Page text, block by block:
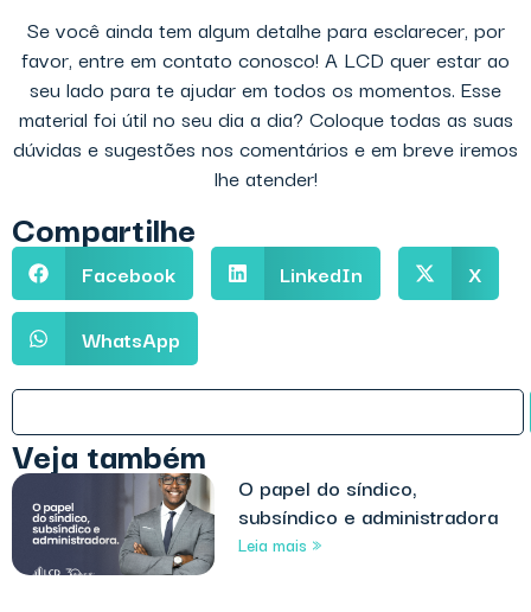
Se você ainda tem algum detalhe para esclarecer, por
favor, entre em contato conosco! A LCD quer estar ao
seu lado para te ajudar em todos os momentos. Esse
material foi útil no seu dia a dia? Coloque todas as suas
dúvidas e sugestões nos comentários e em breve iremos
lhe atender!
Compartilhe
Facebook LinkedIn X
WhatsApp
Veja também
O papel do síndico,
subsíndico e administradora
Leia mais »